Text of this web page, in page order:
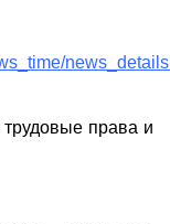
права и